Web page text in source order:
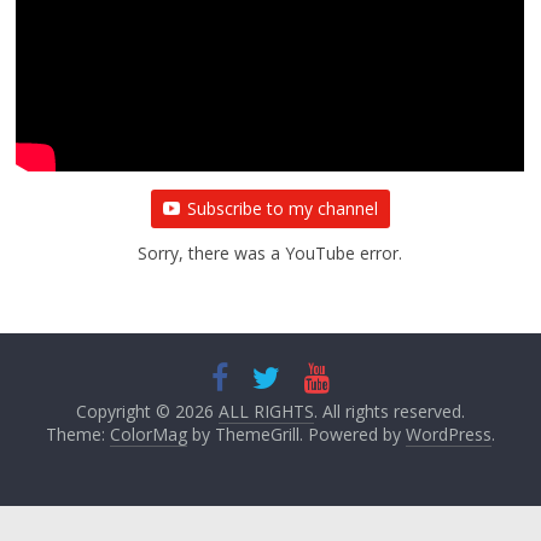
Subscribe to my channel
Sorry, there was a YouTube error.
Copyright © 2026 ALL RIGHTS. All rights reserved.
Theme: ColorMagby ThemeGrill. Powered by WordPress.